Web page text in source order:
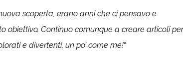
scoperta, erano anni che ci pensavo e
obiettivo. Continuo comunque a creare articoli per
e divertenti, un po’ come me!“